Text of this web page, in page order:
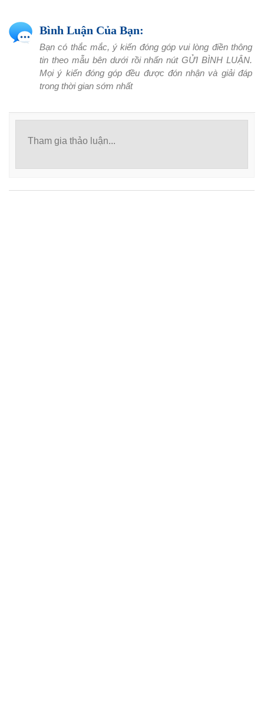
Bình Luận Của Bạn:
Bạn có thắc mắc, ý kiến đóng góp vui lòng điền thông
tin theo mẫu bên dưới rồi nhấn nút GỬI BÌNH LUẬN.
Mọi ý kiến đóng góp đều được đón nhận và giải đáp
trong thời gian sớm nhất